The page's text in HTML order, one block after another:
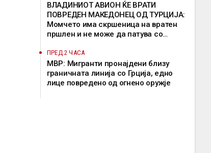
ВЛАДИНИОТ АВИОН ЌЕ ВРАТИ
ПОВРЕДЕН МАКЕДОНЕЦ ОД ТУРЦИЈА:
Момчето има скршеница на вратен
пршлен и не може да патува со
ПРЕД 2 ЧАСА
МВР: Мигранти пронајдени близу
граничната линија со Грција, едно
лице повредено од огнено оружје